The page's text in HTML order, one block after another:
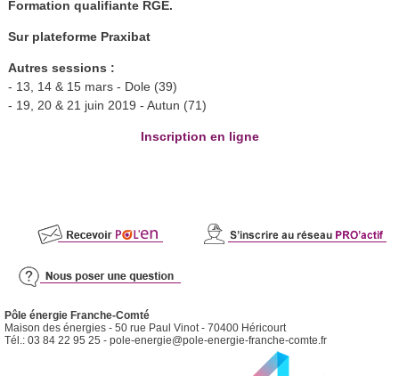
Formation qualifiante RGE.
Sur plateforme Praxibat
Autres sessions :
- 13, 14 & 15 mars - Dole (39)
- 19, 20 & 21 juin 2019 - Autun (71)
Inscription en ligne
Pôle énergie Franche-Comté
Maison des énergies - 50 rue Paul Vinot - 70400 Héricourt
Tél.: 03 84 22 95 25 - pole-energie@pole-energie-franche-comte.fr